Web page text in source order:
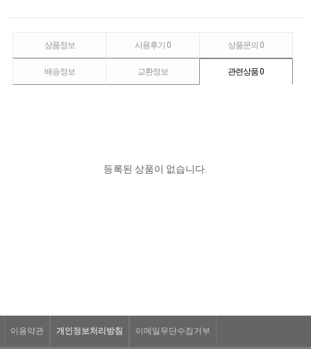
상품정보 사용후기 0 상품문의 0
배송정보 교환정보 관련상품0
등록된 상품이 없습니다.
이용약관 개인정보처리방침 이메일무단수집거부